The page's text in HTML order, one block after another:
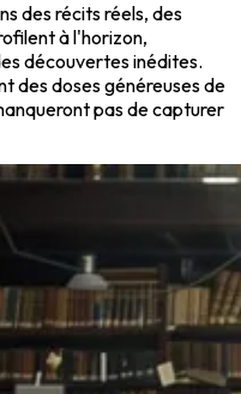
des récits réels, des
à l'horizon,
découvertes inédites.
des doses généreuses de
pas de capturer